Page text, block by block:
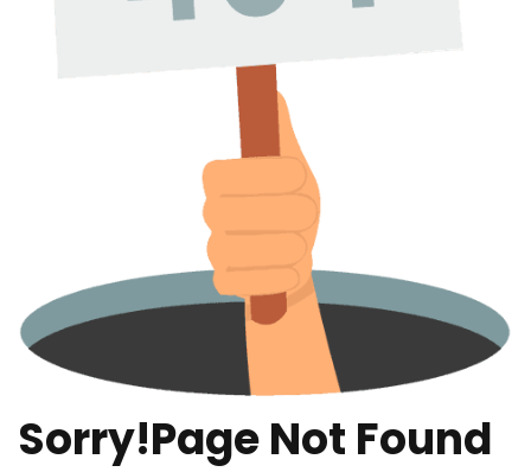
Sorry!PageNot Found